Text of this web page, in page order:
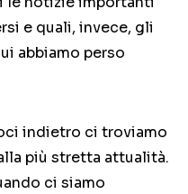
e quali, invece, gli
abbiamo perso
indietro ci troviamo
più stretta attualità.
ci siamo